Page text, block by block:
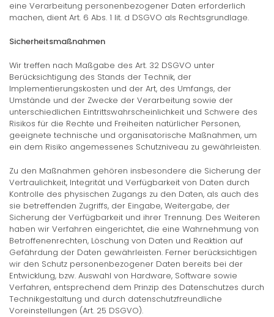
eine Verarbeitung personenbezogener Daten erforderlich
machen, dient Art. 6 Abs. 1 lit. d DSGVO als Rechtsgrundlage.
Sicherheitsmaßnahmen
Wir treffen nach Maßgabe des Art. 32 DSGVO unter
Berücksichtigung des Stands der Technik, der
Implementierungskosten und der Art, des Umfangs, der
Umstände und der Zwecke der Verarbeitung sowie der
unterschiedlichen Eintrittswahrscheinlichkeit und Schwere des
Risikos für die Rechte und Freiheiten natürlicher Personen,
geeignete technische und organisatorische Maßnahmen, um
ein dem Risiko angemessenes Schutzniveau zu gewährleisten.
Zu den Maßnahmen gehören insbesondere die Sicherung der
Vertraulichkeit, Integrität und Verfügbarkeit von Daten durch
Kontrolle des physischen Zugangs zu den Daten, als auch des
sie betreffenden Zugriffs, der Eingabe, Weitergabe, der
Sicherung der Verfügbarkeit und ihrer Trennung. Des Weiteren
haben wir Verfahren eingerichtet, die eine Wahrnehmung von
Betroffenenrechten, Löschung von Daten und Reaktion auf
Gefährdung der Daten gewährleisten. Ferner berücksichtigen
wir den Schutz personenbezogener Daten bereits bei der
Entwicklung, bzw. Auswahl von Hardware, Software sowie
Verfahren, entsprechend dem Prinzip des Datenschutzes durch
Technikgestaltung und durch datenschutzfreundliche
Voreinstellungen (Art. 25 DSGVO).